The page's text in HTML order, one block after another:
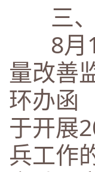
三、
8月
量改善
环办函
于开展
兵工作